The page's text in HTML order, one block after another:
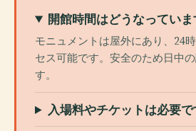
開館時間はどうなっていま
モニュメントは屋外にあり、24
セス可能です。安全のため日中
す。
入場料やチケットは必要で